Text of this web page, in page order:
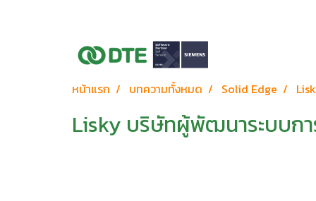
หน้าแรก บทความทั้งหมด Solid Edge
Lisky บริษัทผู้พัฒนาระบบก